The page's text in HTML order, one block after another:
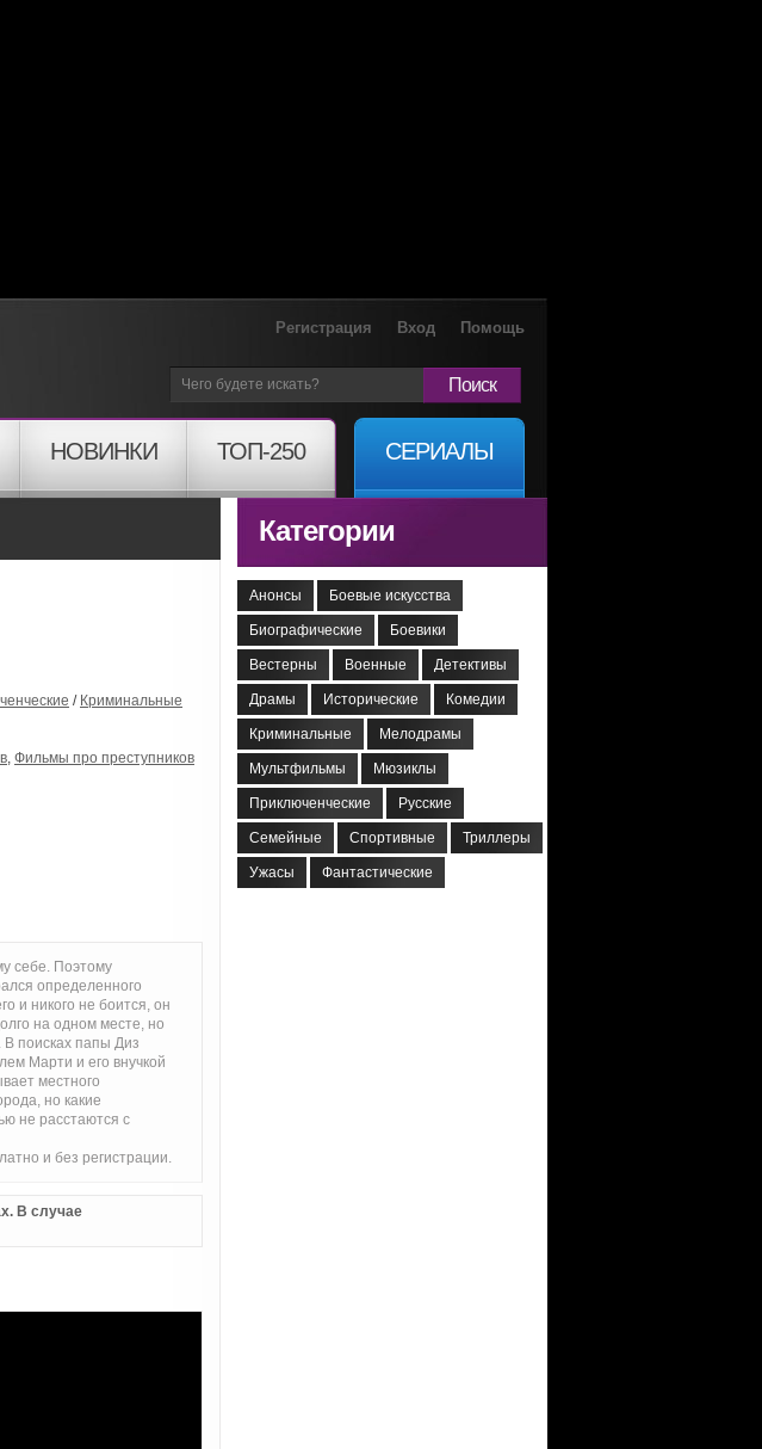
Регистрация Вход Помощь
Поиск
НОВИНКИ ТОП-250 СЕРИАЛЫ
/ Криминальные
, Фильмы про преступников
себе. Поэтому
определенного
и никого не боится, он
на одном месте, но
В поисках папы Диз
Марти и его внучкой
местного
но какие
не расстаются с
и без регистрации.
В случае
Категории
Анонсы Боевые искусства
Биографические Боевики
Вестерны Военные Детективы
Драмы Исторические Комедии
Криминальные Мелодрамы
Мультфильмы Мюзиклы
Приключенческие Русские
Семейные Спортивные Триллеры
Ужасы Фантастические